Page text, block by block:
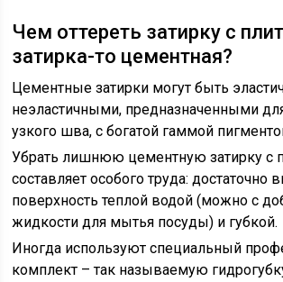
Чем оттереть затирку с
затирка-то цементная?
Цементные затирки могут быть
неэластичными, предназначенными
узкого шва, с богатой гаммой
Убрать лишнюю цементную затирку с
составляет особого труда: достаточно
поверхность теплой водой (можно с
жидкости для мытья посуды) и губкой.
Иногда используют специальный
комплект – так называемую